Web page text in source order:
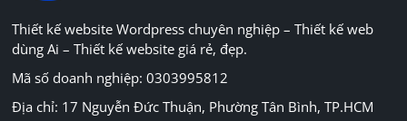
Thiết kế website Wordpress chuyên nghiệp – Thiết kế web
dùng Ai – Thiết kế website giá rẻ, đẹp.
Mã số doanh nghiệp: 0303995812
Địa chỉ: 17 Nguyễn Đức Thuận, Phường Tân Bình, TP.HCM